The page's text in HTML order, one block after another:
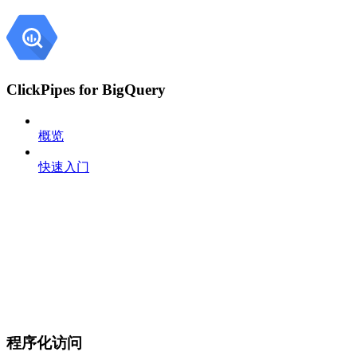
ClickPipes for BigQuery
概览
快速入门
程序化访问